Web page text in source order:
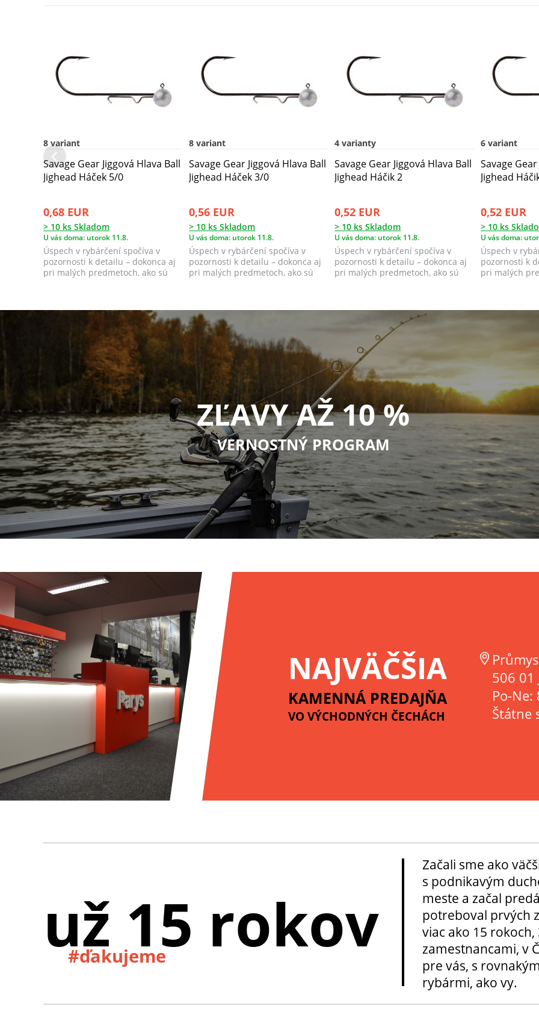
8 variant
Savage Gear Jiggová Hlava Ball
Jighead Háček 5/0
0,68 EUR
> 10 ks Skladom
U vás doma: utorok 11.8.
Úspech v rybárčení spočíva v
pozornosti k detailu – dokonca aj
pri malých predmetoch, ako sú
8 variant
Savage Gear Jiggová Hlava Ball
Jighead Háček 3/0
0,56 EUR
> 10 ks Skladom
U vás doma: utorok 11.8.
Úspech v rybárčení spočíva v
pozornosti k detailu – dokonca aj
pri malých predmetoch, ako sú
4 varianty
Savage Gear Jiggová Hlava Ball
Jighead Háčik 2
0,52 EUR
> 10 ks Skladom
U vás doma: utorok 11.8.
Úspech v rybárčení spočíva v
pozornosti k detailu – dokonca aj
pri malých predmetoch, ako sú
6 variant
Savage
Jighead
0,52 EUR
> 10 ks
U vás doma:
Úspech v
pozornosti k
pri malých
ZĽAVY AŽ 10 %
VERNOSTNÝ PROGRAM
NAJVÄČŠIA
KAMENNÁ PREDAJŇA
VO VÝCHODNÝCH ČECHÁCH
506 01
Po-Ne:
Štátne
už 15 rokov
#ďakujeme
Začali sme ako
s podnikavým
meste a začal
potreboval prvých
viac ako 15 rokoch,
zamestnancami, v
pre vás, s
rybármi, ako vy.